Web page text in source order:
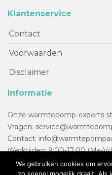
Klantenservice
Contact
Voorwaarden
Disclaimer
Informatie
Onze warmtepomp-experts
Vragen:
Contact:
Werktijden: 9:00-17:00 (Ma-Vr)
We gebruiken cookies om